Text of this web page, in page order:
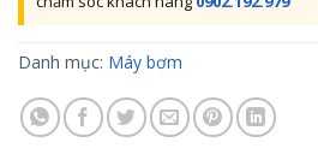
Danh mục: Máy bơm